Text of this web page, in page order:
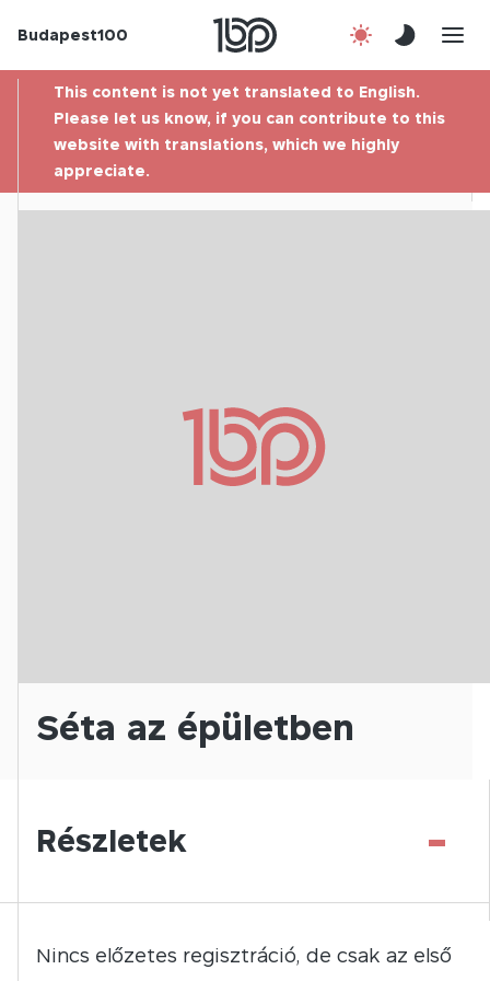
Budapest100
Contact
This content is not yet translated to English.
Please let us know, if you can contribute to this
website with translations, which we highly
appreciate.
Séta az épületben
Részletek -
Nincs előzetes regisztráció, de csak az első